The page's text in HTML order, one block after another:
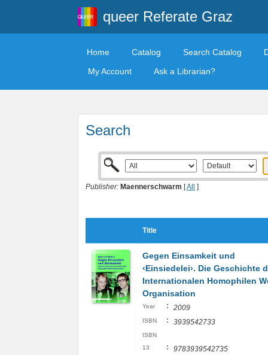
queer Referate Graz
Home Catalog Search Catalog
My Account
Ask a Librarian?
Search
Publisher: Maennerschwarm [All ]
Title
Gegen Einsamkeit und
‹Einsiedelei›. Die Geschichte
Internationalen Homophilen
Organisation
Year : 2009
ISBN : 3939542733
ISBN
13
: 9783939542735